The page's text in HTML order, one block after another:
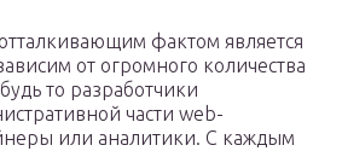
фактом является
от огромного количества
то разработчики
части web-
или аналитики. С каждым